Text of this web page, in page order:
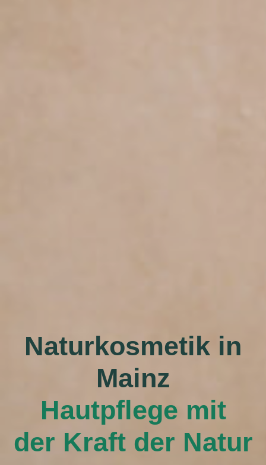
Naturkosmetik in
Mainz
Hautpflege mit
der Kraft der Natur